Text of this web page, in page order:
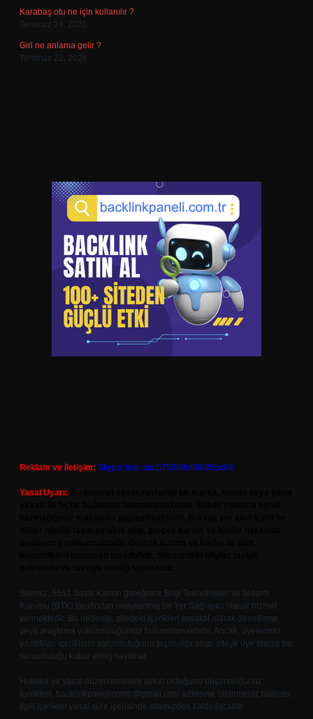
Karabaş otu ne için kullanılır ?
Temmuz 24, 2026
Girl ne anlama gelir ?
Temmuz 22, 2026
Reklam ve İletişim: Skype: live:.cid.575569c608265c69
Yasal Uyarı:
Sitemiz, 5651 Sayılı Kanun gereğince Bilgi Teknolojileri ve İletişim
Kurumu (BTK) tarafından onaylanmış bir Yer Sağlayıcı olarak hizmet
vermektedir. Bu nedenle, sitedeki içerikleri proaktif olarak denetleme
veya araştırma yükümlülüğümüz bulunmamaktadır. Ancak, üyelerimiz
yazdıkları içeriklerin sorumluluğunu taşımakta olup, siteye üye olarak bu
sorumluluğu kabul etmiş sayılırlar.
Hukuka ve yasal düzenlemelere aykırı olduğunu düşündüğünüz
içerikleri, backlinkpanelicomtr@gmail.com adresine bildirmeniz halinde,
ilgili içerikler yasal süre içerisinde sitemizden kaldırılacaktır.